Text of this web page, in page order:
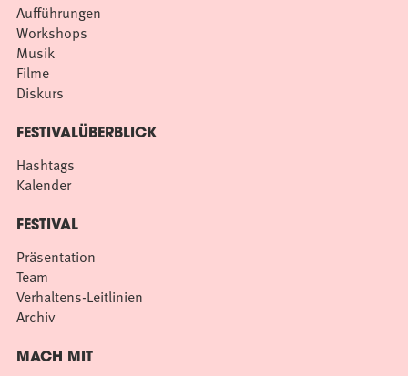
Aufführungen
Workshops
Musik
Filme
Diskurs
FESTIVALÜBERBLICK
Hashtags
Kalender
FESTIVAL
Präsentation
Team
Verhaltens-Leitlinien
Archiv
MACH MIT